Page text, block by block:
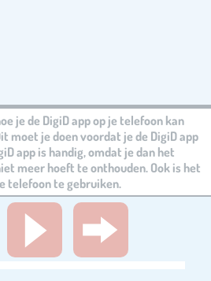
je de DigiD app op je telefoon kan
moet je doen voordat je de DigiD app
app is handig, omdat je dan het
meer hoeft te onthouden. Ook is het
telefoon te gebruiken.